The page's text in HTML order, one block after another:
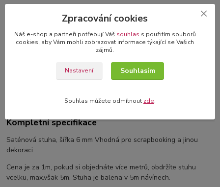
3D blahopřání v dárkové krabičce
originální blahopřání s 3D dekorací
Kompletní specifikace
Kompletní specifikace
Saténová stuha, šířka 6 mm Vhodná pro scrapbooking a jinou
dekoraci.
Cena je za 1m, pokud si objednáte více metrů, obdržíte stuhu
vcelku, max.však 5m. Stuha je balena v 5m návínech.
Zpracování cookies
Náš e-shop a partneři potřebují Váš souhlas s použitím souborů
cookies, aby Vám mohli zobrazovat informace týkající se Vašich
zájmů.
Nastavení Souhlasím
Souhlas můžete odmítnout zde.